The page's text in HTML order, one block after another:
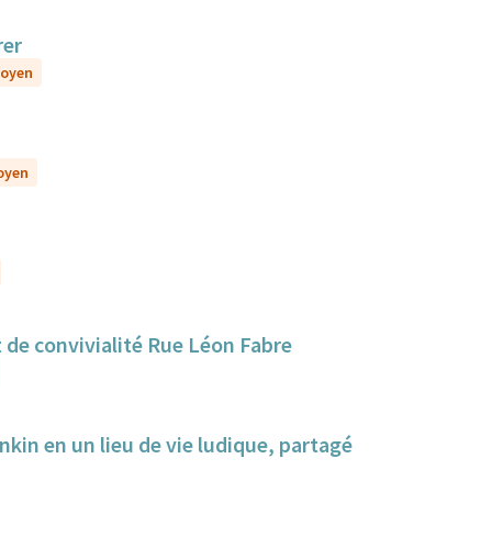
convivialité Rue Léon Fabre
en un lieu de vie ludique, partagé